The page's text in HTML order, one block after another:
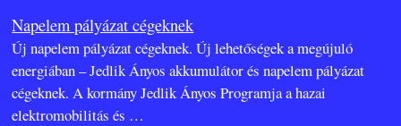
Napelem pályázat cégeknek
Új napelem pályázat cégeknek. Új lehetőségek a megújuló
energiában – Jedlik Ányos akkumulátor és napelem pályázat
cégeknek. A kormány Jedlik Ányos Programja a hazai
elektromobilitás és …